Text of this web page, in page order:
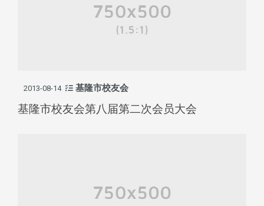
2013-08-14 基隆市校友会
基隆市校友会第八届第二次会员大会